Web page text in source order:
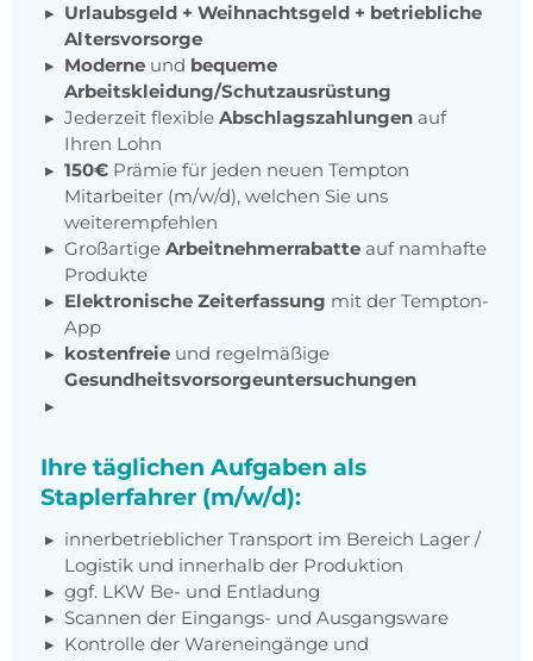
Urlaubsgeld + Weihnachtsgeld + betriebliche
Altersvorsorge
Moderne und bequeme
Arbeitskleidung/Schutzausrüstung
Jederzeit flexible Abschlagszahlungen auf
Ihren Lohn
150€ Prämie für jeden neuen Tempton
Mitarbeiter (m/w/d), welchen Sie uns
weiterempfehlen
Großartige Arbeitnehmerrabatte auf namhafte
Produkte
Elektronische Zeiterfassung mit der Tempton-
App
kostenfreie und regelmäßige
Gesundheitsvorsorgeuntersuchungen
Ihre täglichen Aufgaben als
Staplerfahrer (m/w/d):
innerbetrieblicher Transport im Bereich Lager /
Logistik und innerhalb der Produktion
ggf. LKW Be- und Entladung
Scannen der Eingangs- und Ausgangsware
Kontrolle der Wareneingänge und